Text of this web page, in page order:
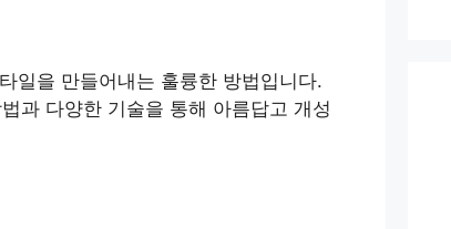
일을 만들어내는 훌륭한 방법입니다.
과 다양한 기술을 통해 아름답고 개성